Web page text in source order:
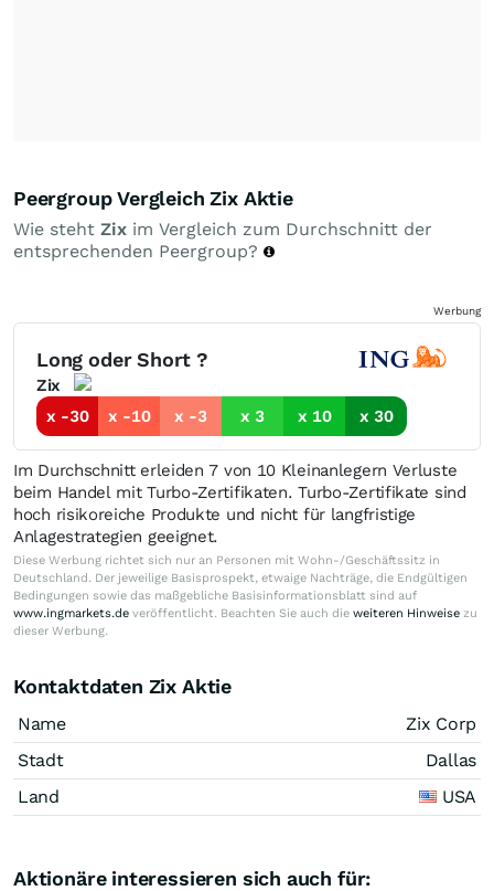
Peergroup Vergleich Zix Aktie
Wie steht Zix im Vergleich zum Durchschnitt der
entsprechenden Peergroup?
Werbung
Long oder Short ?
Zix
x -30
x -10 x -3 x 3 x 10 x 30
Im Durchschnitt erleiden 7 von 10 Kleinanlegern Verluste
beim Handel mit Turbo-Zertifikaten. Turbo-Zertifikate sind
hoch risikoreiche Produkte und nicht für langfristige
Anlagestrategien geeignet.
Diese Werbung richtet sich nur an Personen mit Wohn-/Geschäftssitz in
Deutschland. Der jeweilige Basisprospekt, etwaige Nachträge, die Endgültigen
Bedingungen sowie das maßgebliche Basisinformationsblatt sind auf
www.ingmarkets.de veröffentlicht. Beachten Sie auch die weiteren Hinweise zu
dieser Werbung.
Kontaktdaten Zix Aktie
Name
Zix Corp
Stadt
Dallas
Land
USA
Aktionäre interessieren sich auch für: